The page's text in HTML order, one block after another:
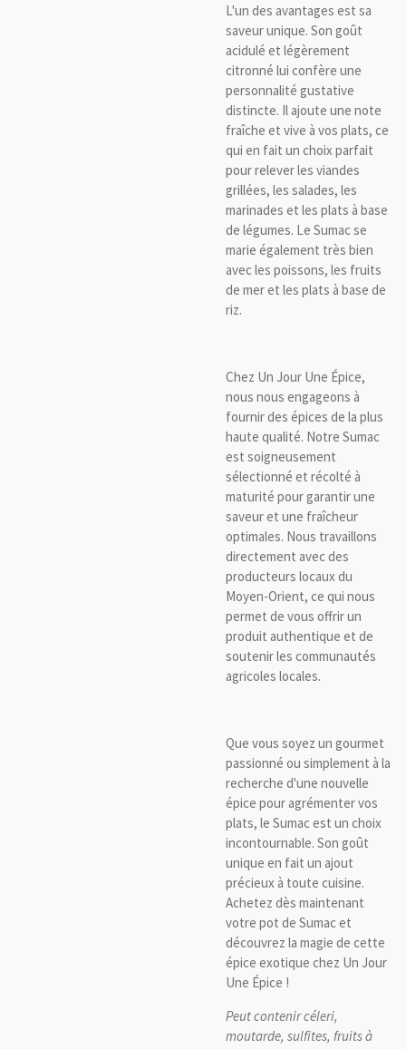
L'un des avantages est sa
saveur unique. Son goût
acidulé et légèrement
citronné lui confère une
personnalité gustative
distincte. Il ajoute une note
fraîche et vive à vos plats, ce
qui en fait un choix parfait
pour relever les viandes
grillées, les salades, les
marinades et les plats à base
de légumes. Le Sumac se
marie également très bien
avec les poissons, les fruits
de mer et les plats à base de
riz.
Chez Un Jour Une Épice,
nous nous engageons à
fournir des épices de la plus
haute qualité. Notre Sumac
est soigneusement
sélectionné et récolté à
maturité pour garantir une
saveur et une fraîcheur
optimales. Nous travaillons
directement avec des
producteurs locaux du
Moyen-Orient, ce qui nous
permet de vous offrir un
produit authentique et de
soutenir les communautés
agricoles locales.
Que vous soyez un gourmet
passionné ou simplement à la
recherche d'une nouvelle
épice pour agrémenter vos
plats, le Sumac est un choix
incontournable. Son goût
unique en fait un ajout
précieux à toute cuisine.
Achetez dès maintenant
votre pot de Sumac et
découvrez la magie de cette
épice exotique chez Un Jour
Une Épice !
Peut contenir céleri,
moutarde, sulfites, fruits à